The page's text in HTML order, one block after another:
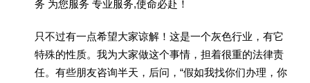
务 为您服务 专业服务,使命必赴！
只不过有一点希望大家谅解！这是一个灰色行业，有它
特殊的性质。我为大家做这个事情，担着很重的法律责
任。有些朋友咨询半天，后问，“假如我找你们办理，你